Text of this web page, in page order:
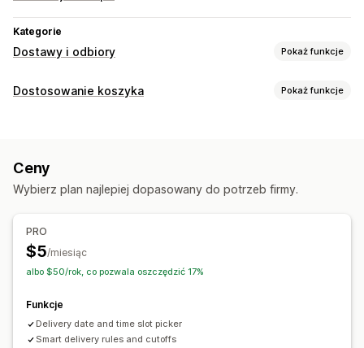
Kategorie
Dostawy i odbiory Pokaż funkcje
Opcje dostawy
Dostosowanie koszyka Pokaż funkcje
Szuflada koszyka
Ceny
Wybierz plan najlepiej dopasowany do potrzeb firmy.
PRO
$5/miesiąc
albo $50/rok, co pozwala oszczędzić 17%
Funkcje
Delivery date and time slot picker
Smart delivery rules and cutoffs